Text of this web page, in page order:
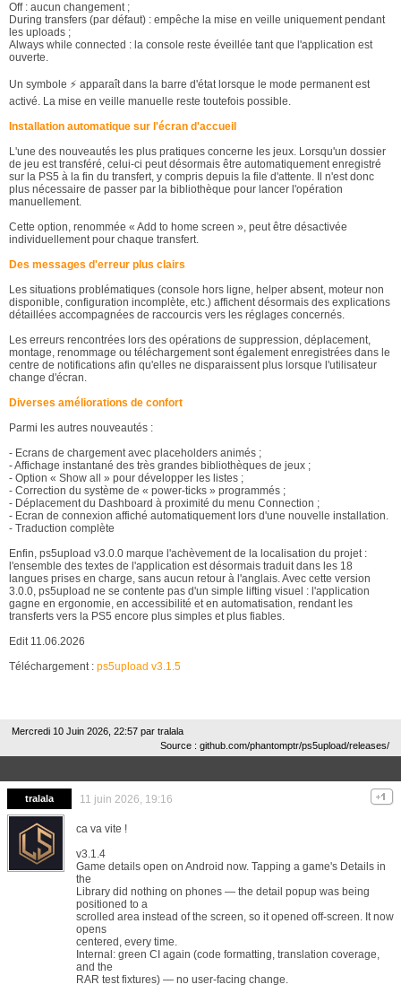
Off : aucun changement ;
During transfers (par défaut) : empêche la mise en veille uniquement pendant
les uploads ;
Always while connected : la console reste éveillée tant que l'application est
ouverte.
Un symbole ⚡ apparaît dans la barre d'état lorsque le mode permanent est
activé. La mise en veille manuelle reste toutefois possible.
Installation automatique sur l'écran d'accueil
L'une des nouveautés les plus pratiques concerne les jeux. Lorsqu'un dossier
de jeu est transféré, celui-ci peut désormais être automatiquement enregistré
sur la PS5 à la fin du transfert, y compris depuis la file d'attente. Il n'est donc
plus nécessaire de passer par la bibliothèque pour lancer l'opération
manuellement.
Cette option, renommée « Add to home screen », peut être désactivée
individuellement pour chaque transfert.
Des messages d'erreur plus clairs
Les situations problématiques (console hors ligne, helper absent, moteur non
disponible, configuration incomplète, etc.) affichent désormais des explications
détaillées accompagnées de raccourcis vers les réglages concernés.
Les erreurs rencontrées lors des opérations de suppression, déplacement,
montage, renommage ou téléchargement sont également enregistrées dans le
centre de notifications afin qu'elles ne disparaissent plus lorsque l'utilisateur
change d'écran.
Diverses améliorations de confort
Parmi les autres nouveautés :
- Ecrans de chargement avec placeholders animés ;
- Affichage instantané des très grandes bibliothèques de jeux ;
- Option « Show all » pour développer les listes ;
- Correction du système de « power-ticks » programmés ;
- Déplacement du Dashboard à proximité du menu Connection ;
- Ecran de connexion affiché automatiquement lors d'une nouvelle installation.
- Traduction complète
Enfin, ps5upload v3.0.0 marque l'achèvement de la localisation du projet :
l'ensemble des textes de l'application est désormais traduit dans les 18
langues prises en charge, sans aucun retour à l'anglais. Avec cette version
3.0.0, ps5upload ne se contente pas d'un simple lifting visuel : l'application
gagne en ergonomie, en accessibilité et en automatisation, rendant les
transferts vers la PS5 encore plus simples et plus fiables.
Edit 11.06.2026
Téléchargement : ps5upload v3.1.5
Mercredi 10 Juin 2026, 22:57 par tralala
Source : github.com/phantomptr/ps5upload/releases/
tralala 11 juin 2026, 19:16
ca va vite !
v3.1.4
Game details open on Android now. Tapping a game's Details in
the
Library did nothing on phones — the detail popup was being
positioned to a
scrolled area instead of the screen, so it opened off-screen. It now
opens
centered, every time.
Internal: green CI again (code formatting, translation coverage,
and the
RAR test fixtures) — no user-facing change.